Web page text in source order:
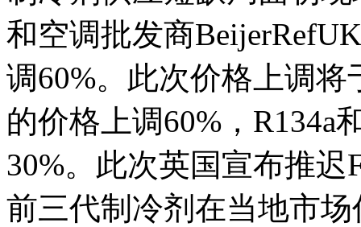
和空调批发商
调60%。此次价格上调将
的价格上调60%，R134a
30%。此次英国宣布推迟
前三代制冷剂在当地市